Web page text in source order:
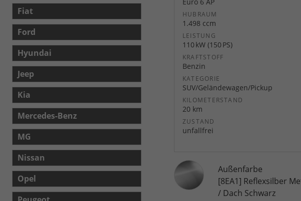
HUBRAUM
1.498 ccm
LEISTUNG
110 kW (150 PS)
KRAFTSTOFF
Benzin
KATEGORIE
SUV/Geländewagen/Pickup
KILOMETERSTAND
20 km
ZUSTAND
unfallfrei
Außenfarbe
[8EA1] Reflexsilber
/ Dach Schwarz
Fiat
Ford
Hyundai
Jeep
Kia
Mercedes-Benz
MG
Nissan
Opel